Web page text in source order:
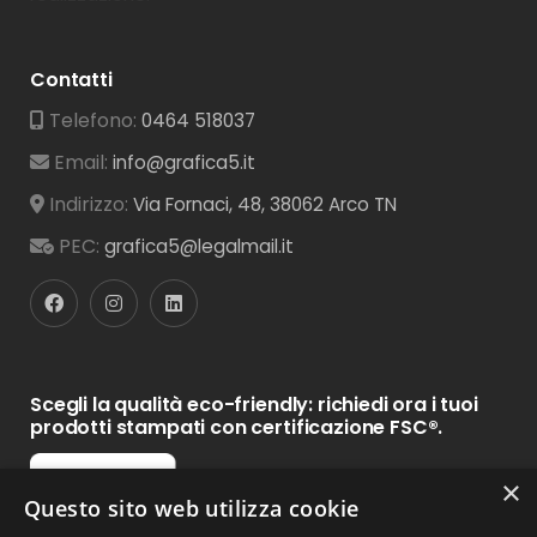
Contatti
Telefono: 0464 518037
Email: info@grafica5.it
Indirizzo: Via Fornaci, 48, 38062 Arco TN
PEC: grafica5@legalmail.it
Scegli la qualità eco-friendly: richiedi ora i tuoi
prodotti stampati con certificazione FSC®.
×
Questo sito web utilizza cookie